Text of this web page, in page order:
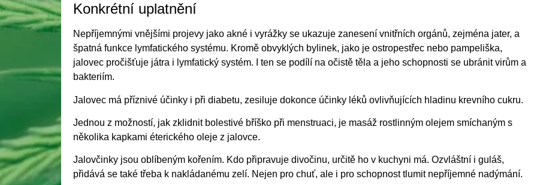
Konkrétní uplatnění
Nepříjemnými vnějšími projevy jako akné i vyrážky se ukazuje zanesení vnitřních orgánů, zejména jater, a
špatná funkce lymfatického systému. Kromě obvyklých bylinek, jako je ostropestřec nebo pampeliška,
jalovec pročišťuje játra i lymfatický systém. I ten se podílí na očistě těla a jeho schopnosti se ubránit virům a
bakteriím.
Jalovec má příznivé účinky i při diabetu, zesiluje dokonce účinky léků ovlivňujících hladinu krevního cukru.
Jednou z možností, jak zklidnit bolestivé bříško při menstruaci, je masáž rostlinným olejem smíchaným s
několika kapkami éterického oleje z jalovce.
Jalovčinky jsou oblíbeným kořením. Kdo připravuje divočinu, určitě ho v kuchyni má. Ozvláštní i guláš,
přidává se také třeba k nakládanému zelí. Nejen pro chuť, ale i pro schopnost tlumit nepříjemné nadýmání.